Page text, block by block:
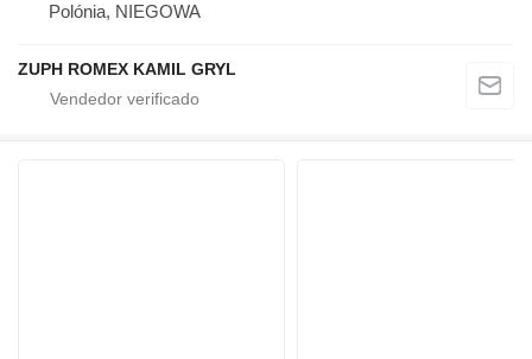
Polónia, NIEGOWA
ZUPH ROMEX KAMIL GRYL